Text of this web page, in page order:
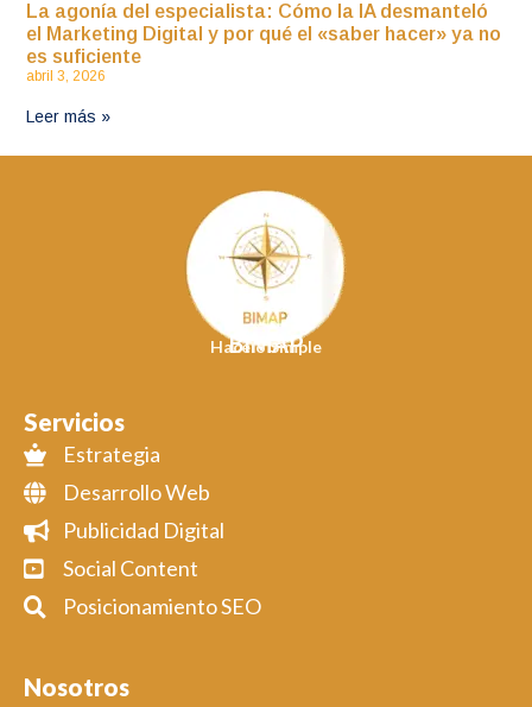
La agonía del especialista: Cómo la IA desmanteló
el Marketing Digital y por qué el «saber hacer» ya no
es suficiente
abril 3, 2026
Leer más »
BIMAP
Hacelo Simple
Servicios
Estrategia
Desarrollo Web
Publicidad Digital
Social Content
Posicionamiento SEO
Nosotros